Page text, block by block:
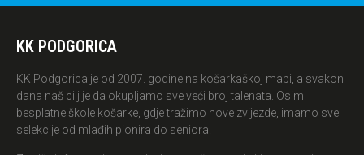
KK PODGORICA
KK Podgorica je od 2007. godine na košarkaškoj mapi, a svakon
dana naš cilj je da okupljamo sve veći broj talenata. Osim
besplatne škole košarke, gdje tražimo nove zvijezde, imamo sve
selekcije od mlađih pionira do seniora.